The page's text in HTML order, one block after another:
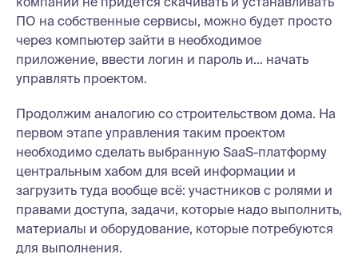
ПО на собственные сервисы, можно будет просто
через компьютер зайти в необходимое
приложение, ввести логин и пароль и… начать
управлять проектом.
Продолжим аналогию со строительством дома. На
первом этапе управления таким проектом
необходимо сделать выбранную SaaS-платформу
центральным хабом для всей информации и
загрузить туда вообще всё: участников с ролями и
правами доступа, задачи, которые надо выполнить,
материалы и оборудование, которые потребуются
для выполнения.